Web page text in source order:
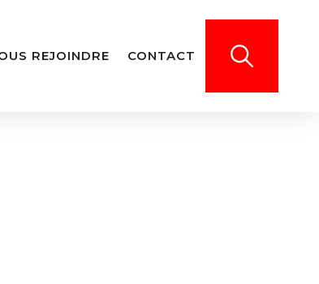
REJOINDRE CONTACT